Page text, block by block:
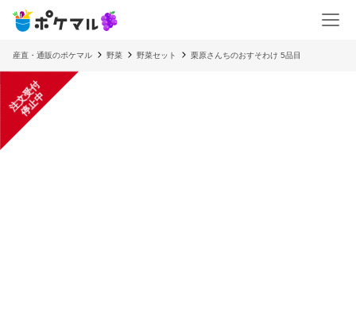
産直・通販のポケマル 野菜 野菜セット 栗原さんちのおすそわけ 5品目
注
文
受
付
停
止
中